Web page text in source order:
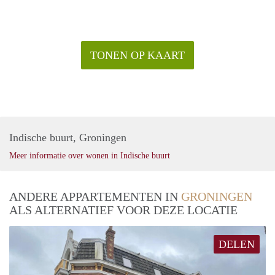
TONEN OP KAART
Indische buurt, Groningen
Meer informatie over wonen in Indische buurt
ANDERE APPARTEMENTEN IN GRONINGEN
ALS ALTERNATIEF VOOR DEZE LOCATIE
DELEN